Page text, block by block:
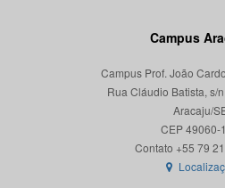
Campus
Campus Prof. João
Rua Cláudio Batista, s/
Aracaju/
CEP 49060-